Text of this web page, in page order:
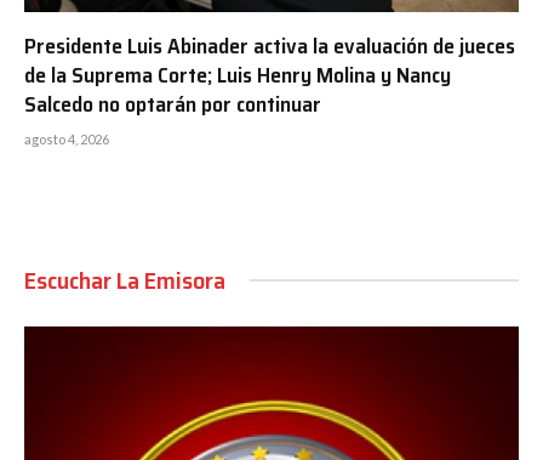
Presidente Luis Abinader activa la evaluación de jueces
de la Suprema Corte; Luis Henry Molina y Nancy
Salcedo no optarán por continuar
agosto 4, 2026
Escuchar La Emisora